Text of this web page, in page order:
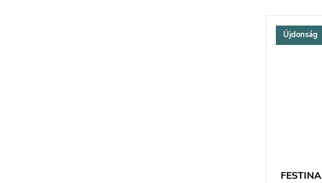
Újdonság